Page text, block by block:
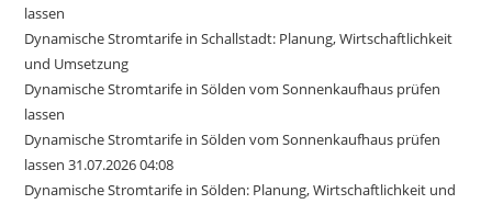
lassen
Dynamische Stromtarife in Schallstadt: Planung, Wirtschaftlichkeit
und Umsetzung
Dynamische Stromtarife in Sölden vom Sonnenkaufhaus prüfen
lassen
Dynamische Stromtarife in Sölden vom Sonnenkaufhaus prüfen
lassen 31.07.2026 04:08
Dynamische Stromtarife in Sölden: Planung, Wirtschaftlichkeit und